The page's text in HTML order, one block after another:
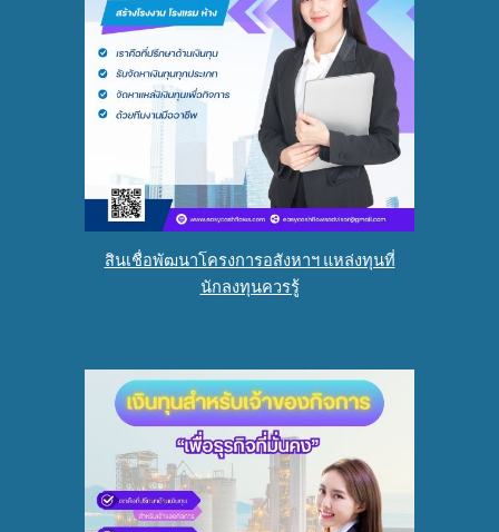
สินเชื่อพัฒนาโครงการอสังหาฯ แหล่งทุนที่
นักลงทุนควรรู้